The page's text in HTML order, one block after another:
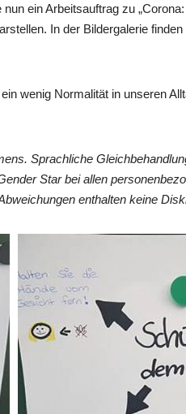
ein Arbeitsauftrag zu
In der Bildergalerie
wenig Normalität in unseren
Sprachliche
Star bei allen
enthalten keine